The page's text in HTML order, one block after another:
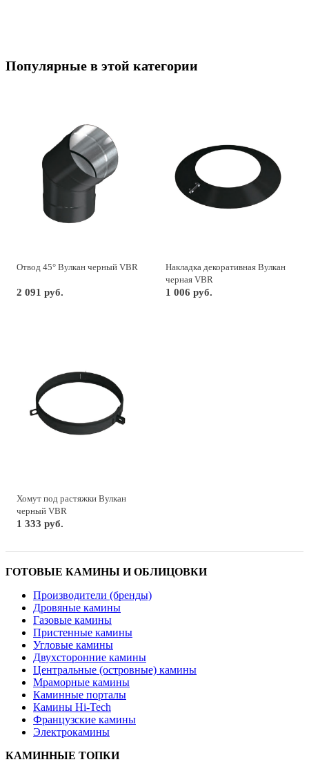
Популярные в этой категории
Отвод 45° Вулкан черный VBR
2 091 руб.
Накладка декоративная Вулкан
черная VBR
1 006 руб.
Хомут под растяжки Вулкан
черный VBR
1 333 руб.
ГОТОВЫЕ КАМИНЫ И ОБЛИЦОВКИ
Производители (бренды)
Дровяные камины
Газовые камины
Пристенные камины
Угловые камины
Двухсторонние камины
Центральные (островные) камины
Мраморные камины
Каминные порталы
Камины Hi-Tech
Французские камины
Электрокамины
КАМИННЫЕ ТОПКИ